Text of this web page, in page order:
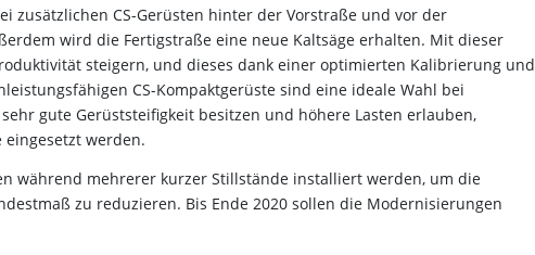
zusätzlichen CS-Gerüsten hinter der Vorstraße und vor der
wird die Fertigstraße eine neue Kaltsäge erhalten. Mit dieser
steigern, und dieses dank einer optimierten Kalibrierung und
CS-Kompaktgerüste sind eine ideale Wahl bei
gute Gerüststeifigkeit besitzen und höhere Lasten erlauben,
eingesetzt werden.
während mehrerer kurzer Stillstände installiert werden, um die
zu reduzieren. Bis Ende 2020 sollen die Modernisierungen